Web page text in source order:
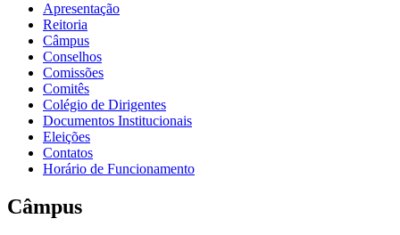
Apresentação
Reitoria
Câmpus
Conselhos
Comissões
Comitês
Colégio de Dirigentes
Documentos Institucionais
Eleições
Contatos
Horário de Funcionamento
Câmpus